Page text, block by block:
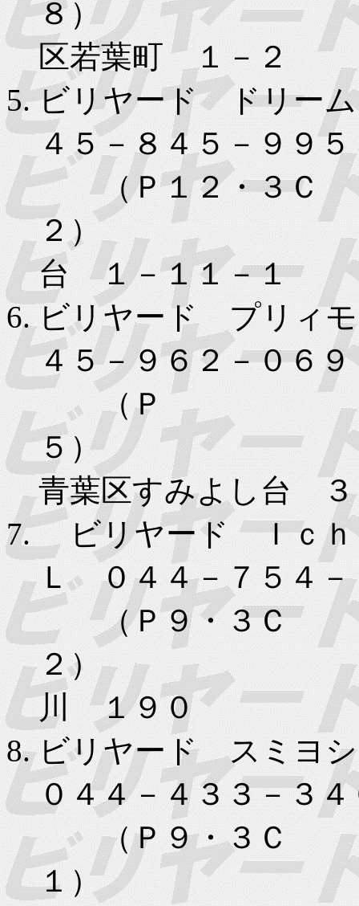
８）
区若葉町 １－２
ビリヤード ドリー
４５－８４５－９９
（Ｐ１２・３Ｃ
２） 横浜
台 １－１１－１
ビリヤード プリィ
４５－９６２－０６９
（Ｐ
５）
青葉区すみよし台 ３
ビリヤード Ｉｃｈ
Ｌ ０４４－７５４－
（Ｐ９・３Ｃ
２） 川
川 １９０
ビリヤード スミヨ
０４４－４３３－３４
（Ｐ９・３Ｃ
１） 川